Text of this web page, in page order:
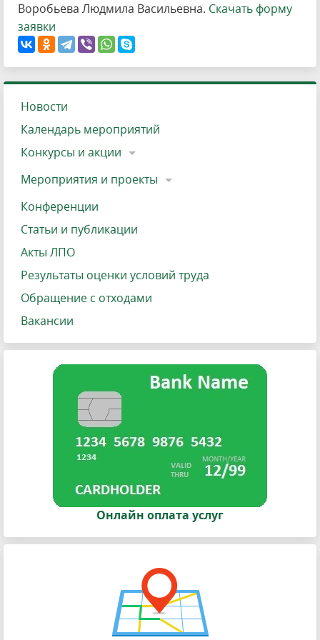
Воробьева Людмила Васильевна. Скачать форму
заявки
Новости
Календарь мероприятий
Конкурсы и акции
Мероприятия и проекты
Конференции
Статьи и публикации
Акты ЛПО
Результаты оценки условий труда
Обращение с отходами
Вакансии
Онлайн оплата услуг